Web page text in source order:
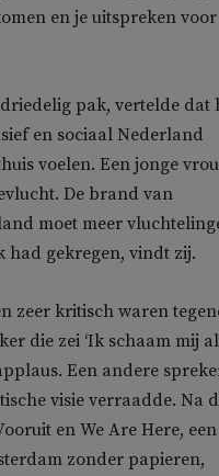
en je uitspreken
pak, vertelde dat
en sociaal Nederland
voelen. Een jonge
De brand van
moet meer
had gekregen, vindt zij.
zeer kritisch waren
die zei ‘Ik schaam mij
Een andere
visie verraadde. Na
en We Are Here, een
zonder papieren,